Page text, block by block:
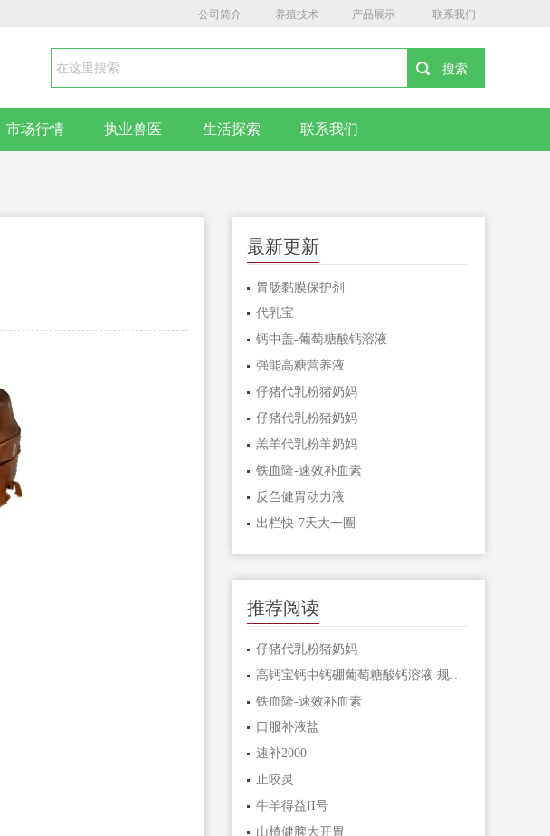
公司简介 养殖技术 产品展示 联系我们
市场行情 执业兽医 生活探索 联系我们
最新更新
胃肠黏膜保护剂
代乳宝
钙中盖-葡萄糖酸钙溶液
强能高糖营养液
仔猪代乳粉猪奶妈
仔猪代乳粉猪奶妈
羔羊代乳粉羊奶妈
铁血隆-速效补血素
反刍健胃动力液
出栏快-7天大一圈
推荐阅读
仔猪代乳粉猪奶妈
高钙宝钙中钙硼葡萄糖酸钙溶液 规格：按钙(Ca)计算2.28%
铁血隆-速效补血素
口服补液盐
速补2000
止咬灵
牛羊得益II号
山楂健脾大开胃